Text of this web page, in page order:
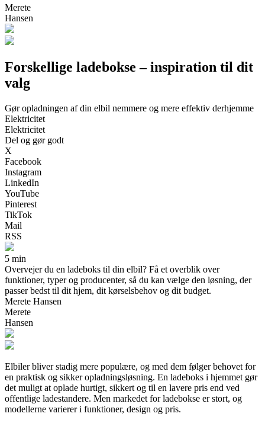
Merete
Hansen
Forskellige ladebokse – inspiration til dit
valg
Gør opladningen af din elbil nemmere og mere effektiv derhjemme
Elektricitet
Elektricitet
Del og gør godt
X
Facebook
Instagram
LinkedIn
YouTube
Pinterest
TikTok
Mail
RSS
5 min
Overvejer du en ladeboks til din elbil? Få et overblik over
funktioner, typer og producenter, så du kan vælge den løsning, der
passer bedst til dit hjem, dit kørselsbehov og dit budget.
Merete Hansen
Merete
Hansen
Elbiler bliver stadig mere populære, og med dem følger behovet for
en praktisk og sikker opladningsløsning. En ladeboks i hjemmet gør
det muligt at oplade hurtigt, sikkert og til en lavere pris end ved
offentlige ladestandere. Men markedet for ladebokse er stort, og
modellerne varierer i funktioner, design og pris.